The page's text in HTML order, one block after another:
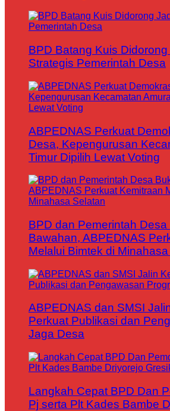
BPD Batang Kuis Didorong
Strategis Pemerintah Desa
ABPEDNAS Perkuat
Desa, Kepengurusan
Timur Dipilih Lewat Voting
BPD dan Pemerintah
Bawahan, ABPEDNAS
Melalui Bimtek di
ABPEDNAS dan SMSI
Perkuat Publikasi dan
Jaga Desa
Langkah Cepat BPD Dan
Pj serta Plt Kades Bambe